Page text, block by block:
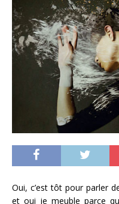
Oui, c’est tôt pour parler
et oui je meuble parce